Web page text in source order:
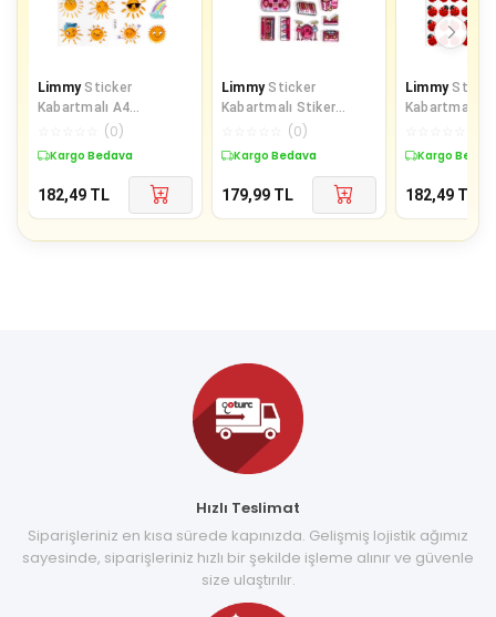
Limmy Sticker
Kabartmalı A4
Boyutunda Stiker
Etiket-
(0)
Kargo Bedava
182,49 TL
Limmy Sticker
Kabartmalı Stiker
Defter Planlayıcı Etiket
(0)
Kargo Bedava
179,99 TL
Limmy
Kabartmalı
Kargo
182,49 TL
Hızlı Teslimat
Siparişleriniz en kısa sürede kapınızda. Gelişmiş lojistik ağımız
sayesinde, siparişleriniz hızlı bir şekilde işleme alınır ve güvenle
size ulaştırılır.